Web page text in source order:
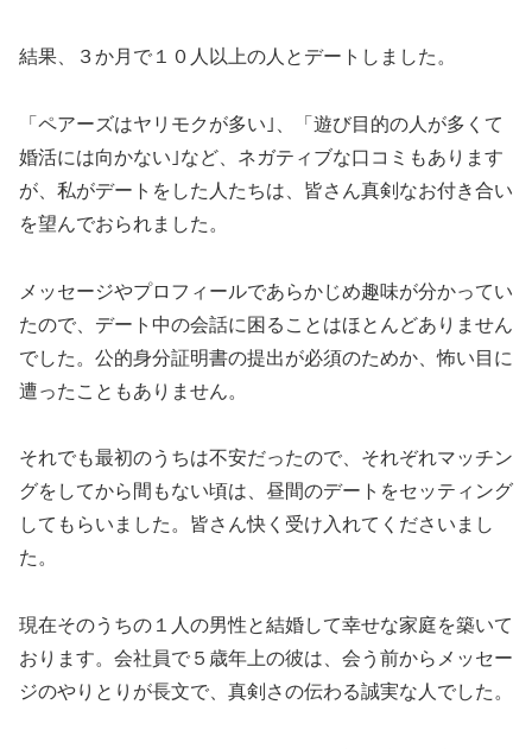
結果、３か月で１０人以上の人とデートしました。
「ペアーズはヤリモクが多い｣、「遊び目的の人が多くて
婚活には向かない｣など、ネガティブな口コミもあります
が、私がデートをした人たちは、皆さん真剣なお付き合い
を望んでおられました。
メッセージやプロフィールであらかじめ趣味が分かってい
たので、デート中の会話に困ることはほとんどありません
でした。公的身分証明書の提出が必須のためか、怖い目に
遭ったこともありません。
それでも最初のうちは不安だったので、それぞれマッチン
グをしてから間もない頃は、昼間のデートをセッティング
してもらいました。皆さん快く受け入れてくださいまし
た。
現在そのうちの１人の男性と結婚して幸せな家庭を築いて
おります。会社員で５歳年上の彼は、会う前からメッセー
ジのやりとりが長文で、真剣さの伝わる誠実な人でした。